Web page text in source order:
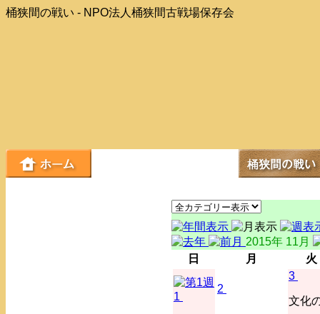
桶狭間の戦い - NPO法人桶狭間古戦場保存会
2015年 11月
日
月 火
1
2
3
文化